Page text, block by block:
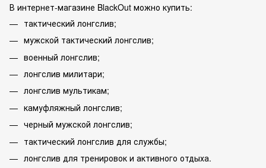
В интернет-магазине BlackOut можно купить:
тактический лонгслив;
мужской тактический лонгслив;
военный лонгслив;
лонгслив милитари;
лонгслив мультикам;
камуфляжный лонгслив;
черный мужской лонгслив;
тактический лонгслив для службы;
лонгслив для тренировок и активного отдыха.